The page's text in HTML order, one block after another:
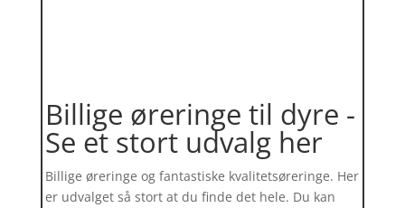
Billige øreringe til dyre -
Se et stort udvalg her
Billige øreringe og fantastiske kvalitetsøreringe. Her
er udvalget så stort at du finde det hele. Du kan